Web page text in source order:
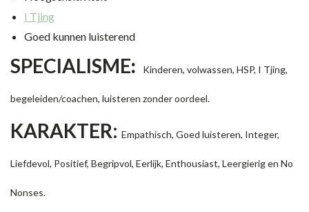
I Tjing
Goed kunnen luisterend
SPECIALISME: Kinderen, volwassen, HSP, I Tjing,
begeleiden/coachen, luisteren zonder oordeel.
KARAKTER: Empathisch, Goed luisteren, Integer,
Liefdevol, Positief, Begripvol, Eerlijk, Enthousiast, Leergierig en No
Nonses.